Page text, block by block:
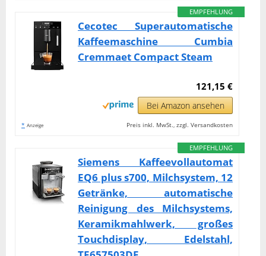
EMPFEHLUNG
Cecotec Superautomatische
Kaffeemaschine Cumbia
Cremmaet Compact Steam
121,15 €
Bei Amazon ansehen
* Anzeige Preis inkl. MwSt., zzgl. Versandkosten
EMPFEHLUNG
Siemens Kaffeevollautomat
EQ6 plus s700, Milchsystem, 12
Getränke, automatische
Reinigung des Milchsystems,
Keramikmahlwerk, großes
Touchdisplay, Edelstahl,